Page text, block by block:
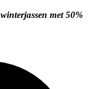
winterjassen met 50%